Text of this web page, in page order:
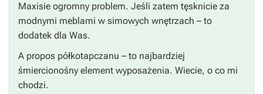
Maxisie ogromny problem. Jeśli zatem tęsknicie za
modnymi meblami w simowych wnętrzach – to
dodatek dla Was.
A propos półkotapczanu – to najbardziej
śmiercionośny element wyposażenia. Wiecie, o co mi
chodzi.